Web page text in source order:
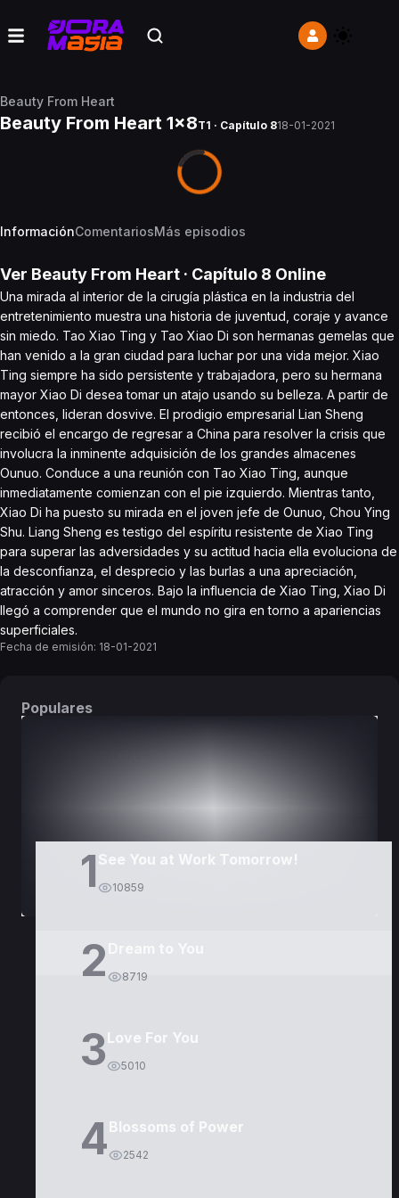
Beauty From Heart
Beauty From Heart 1x8T1 · Capítulo 818-01-2021
InformaciónComentariosMás episodios
Ver Beauty From Heart · Capítulo 8 Online
Una mirada al interior de la cirugía plástica en la industria del
entretenimiento muestra una historia de juventud, coraje y avance
sin miedo. Tao Xiao Ting y Tao Xiao Di son hermanas gemelas que
han venido a la gran ciudad para luchar por una vida mejor. Xiao
Ting siempre ha sido persistente y trabajadora, pero su hermana
mayor Xiao Di desea tomar un atajo usando su belleza. A partir de
entonces, lideran dosvive. El prodigio empresarial Lian Sheng
recibió el encargo de regresar a China para resolver la crisis que
involucra la inminente adquisición de los grandes almacenes
Ounuo. Conduce a una reunión con Tao Xiao Ting, aunque
inmediatamente comienzan con el pie izquierdo. Mientras tanto,
Xiao Di ha puesto su mirada en el joven jefe de Ounuo, Chou Ying
Shu. Liang Sheng es testigo del espíritu resistente de Xiao Ting
para superar las adversidades y su actitud hacia ella evoluciona de
la desconfianza, el desprecio y las burlas a una apreciación,
atracción y amor sinceros. Bajo la influencia de Xiao Ting, Xiao Di
llegó a comprender que el mundo no gira en torno a apariencias
superficiales.
Fecha de emisión: 18-01-2021
Populares
1 See You at Work Tomorrow!
10859
2 8719
3Love For You
5010
4Blossoms of Power
2542